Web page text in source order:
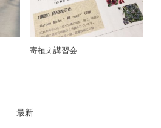
寄植え講習会
最新